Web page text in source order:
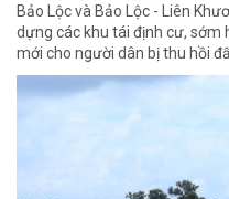
Bảo Lộc và Bảo Lộc - Liên
dựng các khu tái định cư, sớm
mới cho người dân bị thu hồi